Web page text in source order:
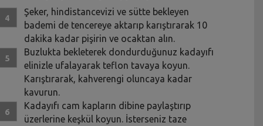
Şeker, hindistancevizi ve sütte bekleyen
bademi de tencereye aktarıp karıştırarak 10
dakika kadar pişirin ve ocaktan alın.
Buzlukta bekleterek dondurduğunuz kadayıfı
elinizle ufalayarak teflon tavaya koyun.
Karıştırarak, kahverengi oluncaya kadar
kavurun.
Kadayıfı cam kapların dibine paylaştırıp
üzerlerine keşkül koyun. İsterseniz taze